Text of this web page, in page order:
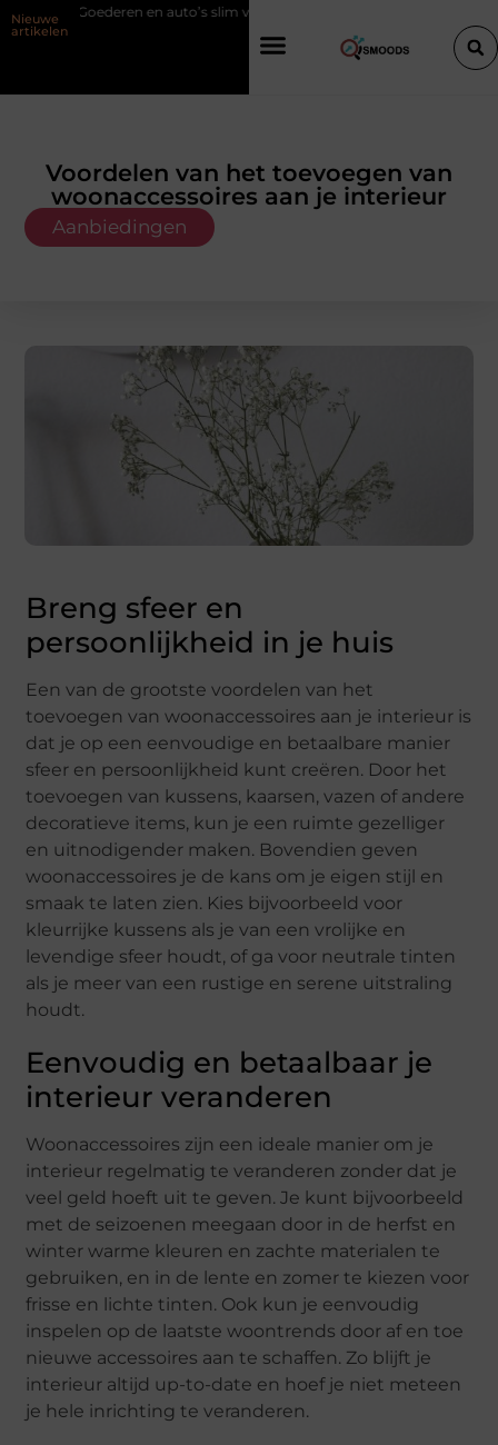
Nieuwe
artikelen
auto’s slim verplaatsen met twee liften naast elkaar
Voordelen van het toevoegen van
woonaccessoires aan je interieur
Aanbiedingen
Breng sfeer en
persoonlijkheid in je huis
Een van de grootste voordelen van het
toevoegen van woonaccessoires aan je interieur is
dat je op een eenvoudige en betaalbare manier
sfeer en persoonlijkheid kunt creëren. Door het
toevoegen van kussens, kaarsen, vazen of andere
decoratieve items, kun je een ruimte gezelliger
en uitnodigender maken. Bovendien geven
woonaccessoires je de kans om je eigen stijl en
smaak te laten zien. Kies bijvoorbeeld voor
kleurrijke kussens als je van een vrolijke en
levendige sfeer houdt, of ga voor neutrale tinten
als je meer van een rustige en serene uitstraling
houdt.
Eenvoudig en betaalbaar je
interieur veranderen
Woonaccessoires zijn een ideale manier om je
interieur regelmatig te veranderen zonder dat je
veel geld hoeft uit te geven. Je kunt bijvoorbeeld
met de seizoenen meegaan door in de herfst en
winter warme kleuren en zachte materialen te
gebruiken, en in de lente en zomer te kiezen voor
frisse en lichte tinten. Ook kun je eenvoudig
inspelen op de laatste woontrends door af en toe
nieuwe accessoires aan te schaffen. Zo blijft je
interieur altijd up-to-date en hoef je niet meteen
je hele inrichting te veranderen.